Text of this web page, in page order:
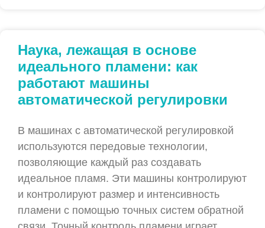
Наука, лежащая в основе
идеального пламени: как
работают машины
автоматической регулировки
В машинах с автоматической регулировкой
используются передовые технологии,
позволяющие каждый раз создавать
идеальное пламя. Эти машины контролируют
и контролируют размер и интенсивность
пламени с помощью точных систем обратной